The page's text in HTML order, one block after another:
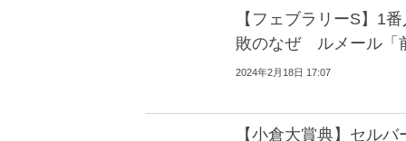
【フェブラリーS】1
敗のなぜ ルメール「
2024年2月18日 17:07
【小倉大賞典】セル